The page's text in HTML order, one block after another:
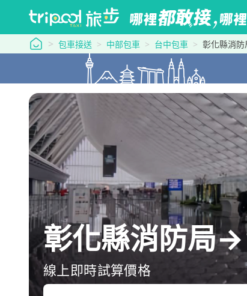
tripool 旅步
包車接送 中部包車 台中包車 彰化縣消
彰化縣消防局
線上即時試算價格